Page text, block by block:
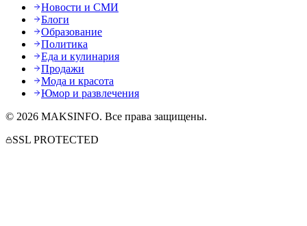
Новости и СМИ
Блоги
Образование
Политика
Еда и кулинария
Продажи
Мода и красота
Юмор и развлечения
© 2026 MAKSINFO. Все права защищены.
SSL PROTECTED